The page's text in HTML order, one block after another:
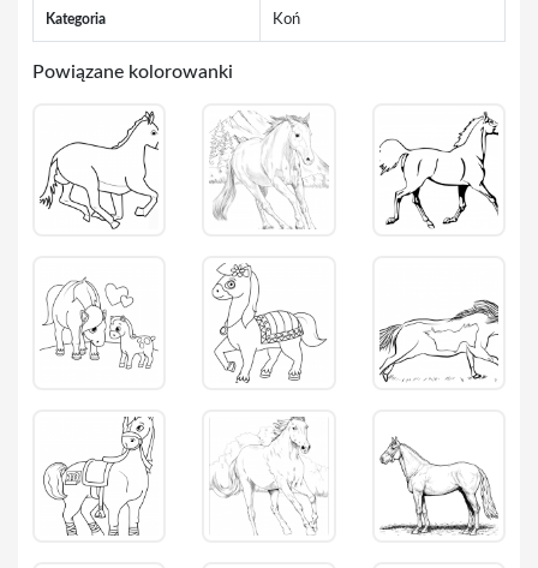
Kategoria Koń
Powiązane kolorowanki